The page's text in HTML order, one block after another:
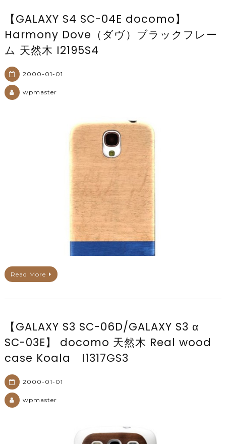
【GALAXY S4 SC-04E docomo】
Harmony Dove（ダヴ）ブラックフレー
ム 天然木 I2195S4
2000-01-01
wpmaster
Read More
【GALAXY S3 SC-06D/GALAXY S3 α
SC-03E】 docomo 天然木 Real wood
case Koala I1317GS3
2000-01-01
wpmaster